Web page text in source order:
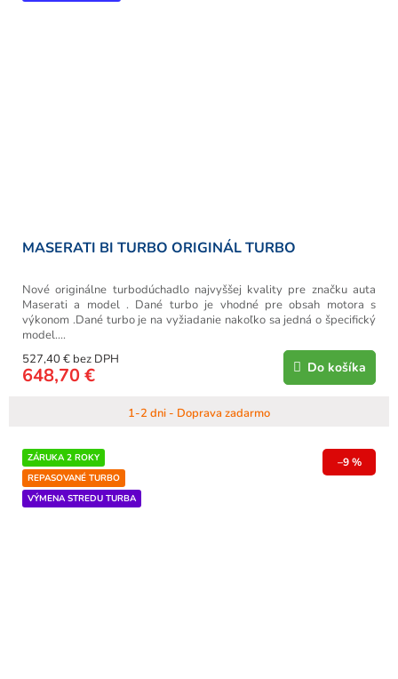
MASERATI BI TURBO ORIGINÁL TURBO
1-2 dni - Doprava zadarmo
527,40 € bez DPH
648,70 € Do košíka
Nové originálne turbodúchadlo najvyššej kvality pre značku auta
Maserati a model . Dané turbo je vhodné pre obsah motora s
výkonom .Dané turbo je na vyžiadanie nakoľko sa jedná o špecifický
model....
ZÁRUKA 2 ROKY
REPASOVANÉ TURBO
VÝMENA STREDU TURBA
–9 %